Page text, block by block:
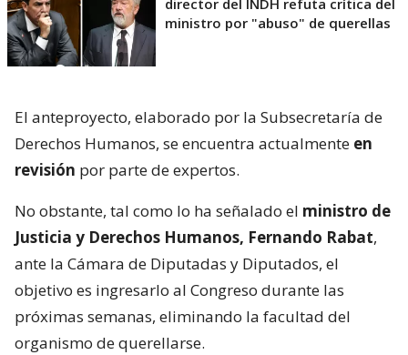
director del INDH refuta crítica del
ministro por "abuso" de querellas
El anteproyecto, elaborado por la Subsecretaría de
Derechos Humanos, se encuentra actualmente en
revisión por parte de expertos.
No obstante, tal como lo ha señalado el ministro de
Justicia y Derechos Humanos, Fernando Rabat,
ante la Cámara de Diputadas y Diputados, el
objetivo es ingresarlo al Congreso durante las
próximas semanas, eliminando la facultad del
organismo de querellarse.